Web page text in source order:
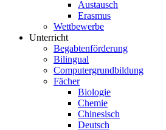
Austausch
Erasmus
Wettbewerbe
Unterricht
Begabtenförderung
Bilingual
Computergrundbildung
Fächer
Biologie
Chemie
Chinesisch
Deutsch